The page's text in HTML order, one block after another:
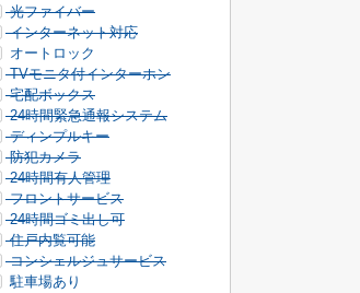
光ファイバー
インターネット対応
オートロック
TVモニタ付インターホン
宅配ボックス
24時間緊急通報システム
ディンプルキー
防犯カメラ
24時間有人管理
フロントサービス
24時間ゴミ出し可
住戸内覧可能
コンシェルジュサービス
駐車場あり